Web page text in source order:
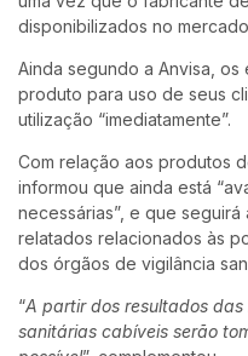
disponibilizados no
Ainda segundo a Anvisa,
produto para uso de seus
utilização “imediatamente”.
Com relação aos produtos
informou que ainda está
necessárias”, e que
relatados relacionados às
dos órgãos de vigilância
“A partir dos resultados
sanitárias cabíveis serão